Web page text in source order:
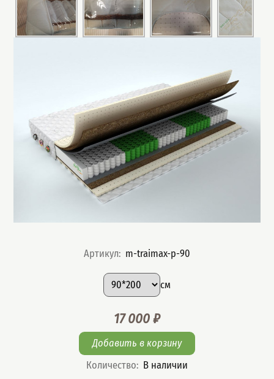
Артикул: m-traimax-p-90
Подобрать вариант
Размер:
см
Цена
17 000₽
Количество: В наличии